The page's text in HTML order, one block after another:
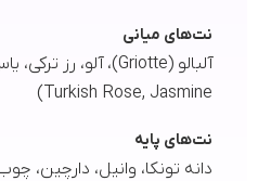
نت‌های میانی
Turkish Rose, Jasmine)
نت‌های پایه